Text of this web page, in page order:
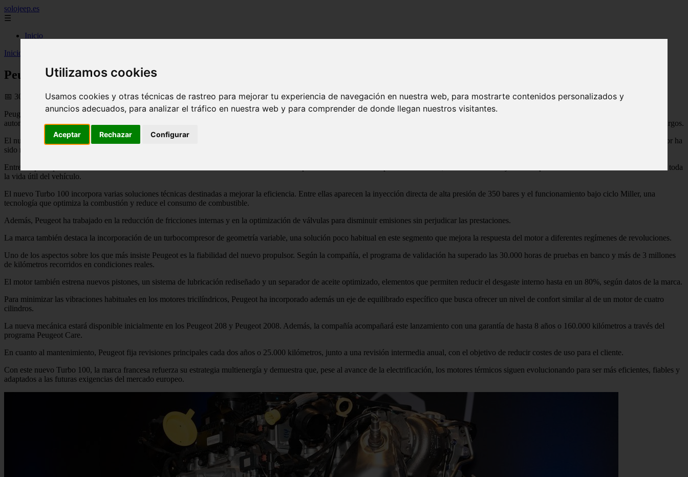
Utilizamos cookies
Usamos cookies y otras técnicas de rastreo para mejorar tu experiencia de navegación en nuestra web, para mostrarte contenidos personalizados y
anuncios adecuados, para analizar el tráfico en nuestra web y para comprender de donde llegan nuestros visitantes.
Aceptar Rechazar Configurar
solojeep.es
☰
Inicio
Inicio
Peugeot refuerza su gama de gasolina con el nuevo motor Turbo 100
📅 30/05/2026
Peugeot ha presentado su nuevo motor de gasolina 1.2 Turbo 100, una mecánica de nueva generación con la que la marca francesa busca reforzar su oferta térmica en plena transformación del sector del
automóvil. El nuevo propulsor apuesta por la eficiencia, la reducción de emisiones y una mayor fiabilidad, manteniendo además unas prestaciones orientadas tanto a la conducción urbana como a los viajes largos.
El nuevo motor desarrolla 100 CV de potencia y 205 Nm de par disponibles desde bajas revoluciones, unas cifras que permiten ofrecer una respuesta más ágil y progresiva. Peugeot asegura que este propulsor ha
sido rediseñado completamente gracias al trabajo conjunto de sus centros tecnológicos de Francia, Alemania e Italia.
Entre las principales novedades destaca la sustitución de la tradicional correa de distribución por una cadena diseñada para ser silenciosa, reducir la fricción y eliminar prácticamente el mantenimiento durante toda
la vida útil del vehículo.
El nuevo Turbo 100 incorpora varias soluciones técnicas destinadas a mejorar la eficiencia. Entre ellas aparecen la inyección directa de alta presión de 350 bares y el funcionamiento bajo ciclo Miller, una
tecnología que optimiza la combustión y reduce el consumo de combustible.
Además, Peugeot ha trabajado en la reducción de fricciones internas y en la optimización de válvulas para disminuir emisiones sin perjudicar las prestaciones.
La marca también destaca la incorporación de un turbocompresor de geometría variable, una solución poco habitual en este segmento que mejora la respuesta del motor a diferentes regímenes de revoluciones.
Uno de los aspectos sobre los que más insiste Peugeot es la fiabilidad del nuevo propulsor. Según la compañía, el programa de validación ha superado las 30.000 horas de pruebas en banco y más de 3 millones
de kilómetros recorridos en condiciones reales.
El motor también estrena nuevos pistones, un sistema de lubricación rediseñado y un separador de aceite optimizado, elementos que permiten reducir el desgaste interno hasta en un 80%, según datos de la marca.
Para minimizar las vibraciones habituales en los motores tricilíndricos, Peugeot ha incorporado además un eje de equilibrado específico que busca ofrecer un nivel de confort similar al de un motor de cuatro
cilindros.
La nueva mecánica estará disponible inicialmente en los Peugeot 208 y Peugeot 2008. Además, la compañía acompañará este lanzamiento con una garantía de hasta 8 años o 160.000 kilómetros a través del
programa Peugeot Care.
En cuanto al mantenimiento, Peugeot fija revisiones principales cada dos años o 25.000 kilómetros, junto a una revisión intermedia anual, con el objetivo de reducir costes de uso para el cliente.
Con este nuevo Turbo 100, la marca francesa refuerza su estrategia multienergía y demuestra que, pese al avance de la electrificación, los motores térmicos siguen evolucionando para ser más eficientes, fiables y
adaptados a las futuras exigencias del mercado europeo.